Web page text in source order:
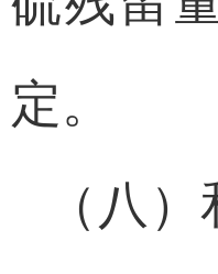
定。
（八